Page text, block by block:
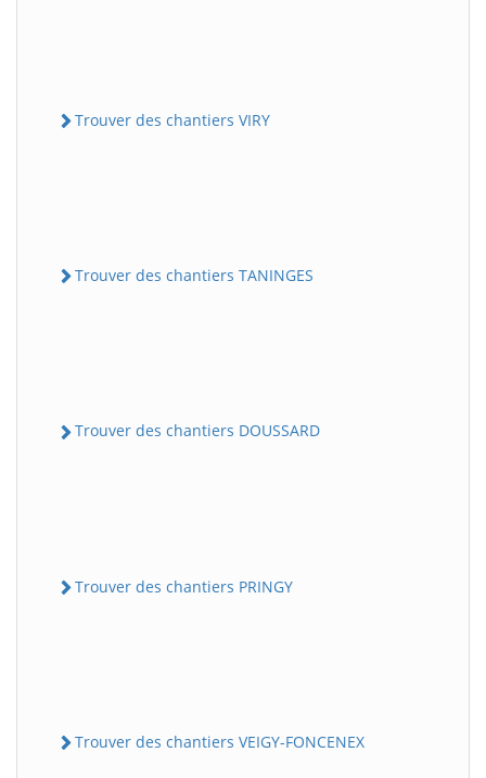
Trouver des chantiers VIRY
Trouver des chantiers TANINGES
Trouver des chantiers DOUSSARD
Trouver des chantiers PRINGY
Trouver des chantiers VEIGY-FONCENEX